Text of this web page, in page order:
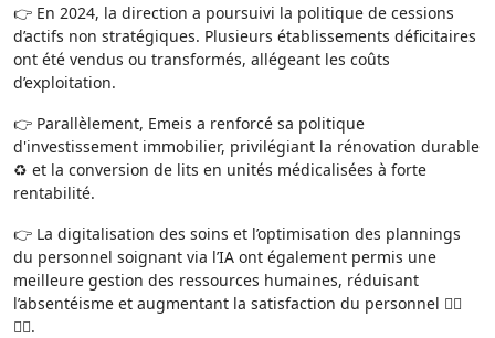
👉 En 2024, la direction a poursuivi la politique de cessions
d’actifs non stratégiques. Plusieurs établissements déficitaires
ont été vendus ou transformés, allégeant les coûts
d’exploitation.
👉 Parallèlement, Emeis a renforcé sa politique
d'investissement immobilier, privilégiant la rénovation durable
♻️ et la conversion de lits en unités médicalisées à forte
rentabilité.
👉 La digitalisation des soins et l’optimisation des plannings
du personnel soignant via l’IA ont également permis une
meilleure gestion des ressources humaines, réduisant
l’absentéisme et augmentant la satisfaction du personnel 👨‍⚕️
👩‍⚕️.